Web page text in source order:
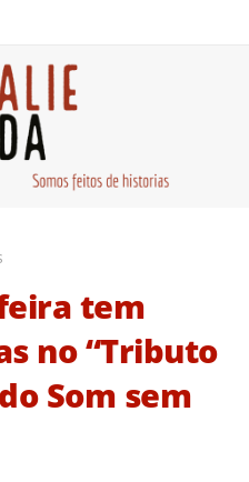
tem
no “Tributo
Som sem